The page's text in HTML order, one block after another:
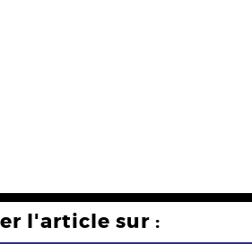
l'article sur :